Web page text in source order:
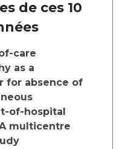
de ces 10
care
as a
for absence of
of-hospital
multicentre